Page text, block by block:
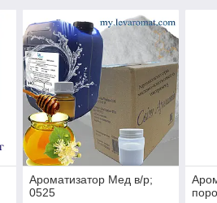
Ароматизатор Мед в/р;
0525